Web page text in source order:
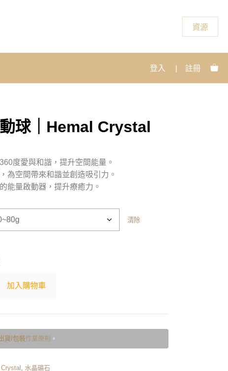
資源
登入 註冊
球｜Hemal Crystal
度愛與和諧，提升空間能量。
為空間帶來和諧並創造吸引力。
能量啟動器，提升療癒力。
清除
加入購物車
貨/包裝作業原則 。
水晶礦石